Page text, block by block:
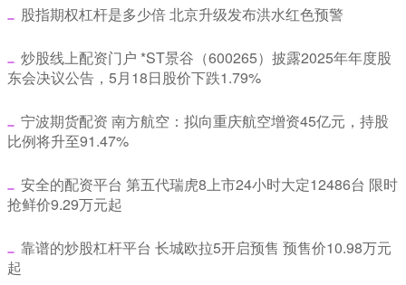
​股指期权杠杆是多少倍 北京升级发布洪水红色预警
​炒股线上配资门户 *ST景谷（600265）披露2025年年度股
东会决议公告，5月18日股价下跌1.79%
​宁波期货配资 南方航空：拟向重庆航空增资45亿元，持股
比例将升至91.47%
​安全的配资平台 第五代瑞虎8上市24小时大定12486台 限时
抢鲜价9.29万元起
​靠谱的炒股杠杆平台 长城欧拉5开启预售 预售价10.98万元
起